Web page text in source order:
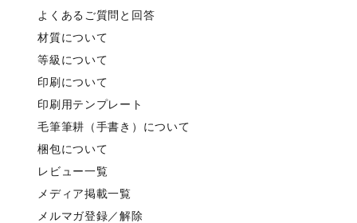
よくあるご質問と回答
材質について
等級について
印刷について
印刷用テンプレート
毛筆筆耕（手書き）について
梱包について
レビュー一覧
メディア掲載一覧
メルマガ登録／解除